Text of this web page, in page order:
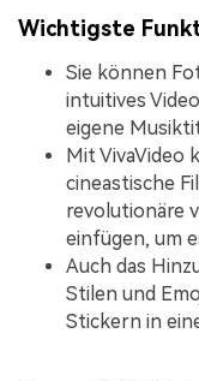
Wichtigste
Sie können
intuitives
eigene
Mit VivaVideo
cineastische
revolutionäre
einfügen, um
Auch das
Stilen und
Stickern in